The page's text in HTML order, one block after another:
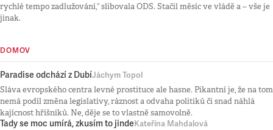
rychlé tempo zadlužování,“ slibovala ODS. Stačil měsíc ve vládě a – vše je
jinak.
DOMOV
Paradise odchází z DubíJáchym Topol
Sláva evropského centra levné prostituce ale hasne. Pikantní je, že na tom
nemá podíl změna legislativy, ráznost a odvaha politiků či snad náhlá
kajícnost hříšníků. Ne, děje se to vlastně samovolně.
Tady se moc umírá, zkusím to jindeKateřina Mahdalová